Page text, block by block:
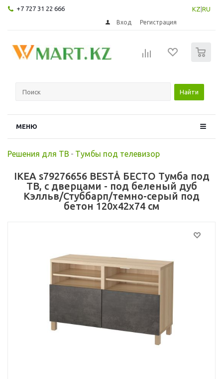
+7 727 31 22 666 KZ RU
Вход Регистрация
Найти
МЕНЮ
Решения для ТВ - Тумбы под телевизор
IKEA s79276656 BESTÅ БЕСТО Тумба под
ТВ, с дверцами - под беленый дуб
Кэлльв/Стуббарп/темно-серый под
бетон 120x42x74 см